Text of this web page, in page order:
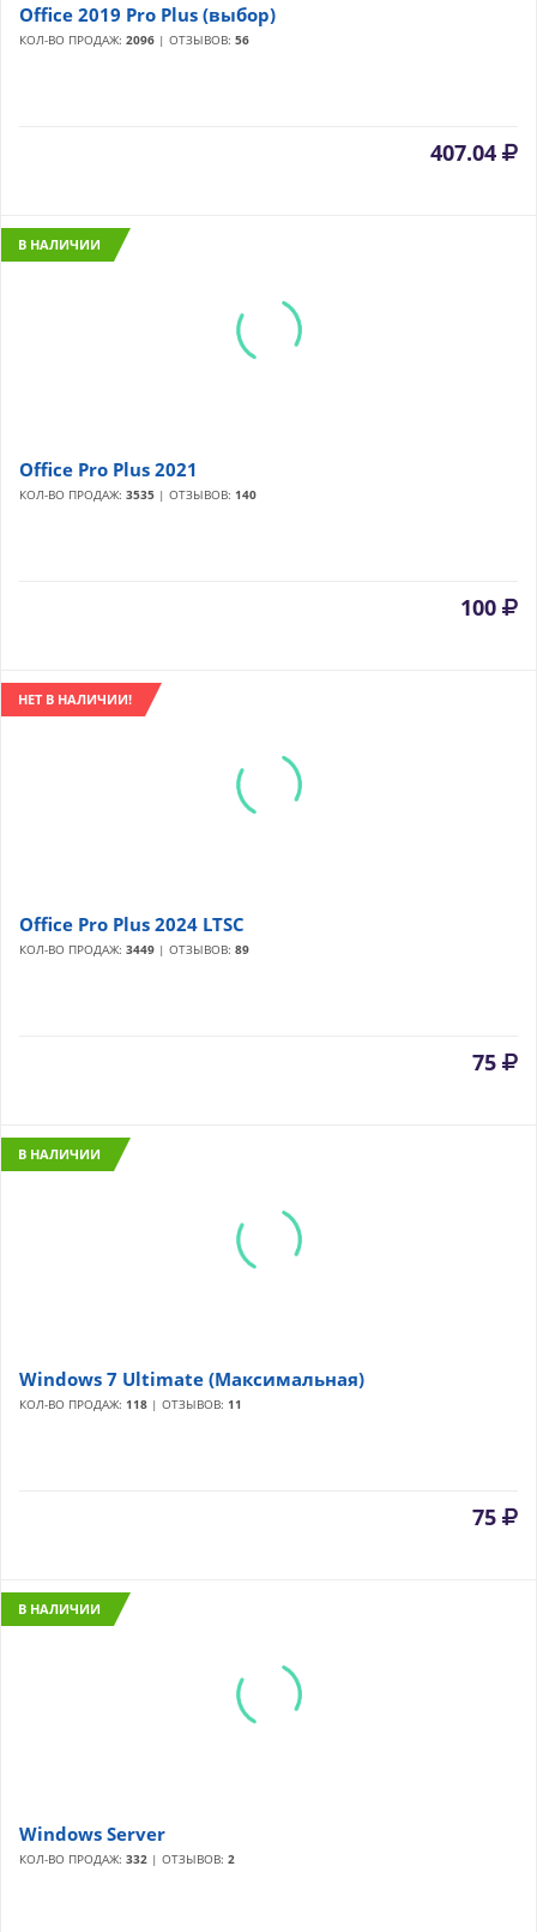
Office 2019 Pro Plus (выбор)
КОЛ-ВО ПРОДАЖ: 2096 | ОТЗЫВОВ: 56
407.04
В НАЛИЧИИ
Office Pro Plus 2021
КОЛ-ВО ПРОДАЖ: 3535 | ОТЗЫВОВ: 140
100
НЕТ В НАЛИЧИИ!
Office Pro Plus 2024 LTSC
КОЛ-ВО ПРОДАЖ: 3449 | ОТЗЫВОВ: 89
75
В НАЛИЧИИ
Windows 7 Ultimate (Максимальная)
КОЛ-ВО ПРОДАЖ: 118 | ОТЗЫВОВ: 11
75
В НАЛИЧИИ
Windows Server
КОЛ-ВО ПРОДАЖ: 332 | ОТЗЫВОВ: 2